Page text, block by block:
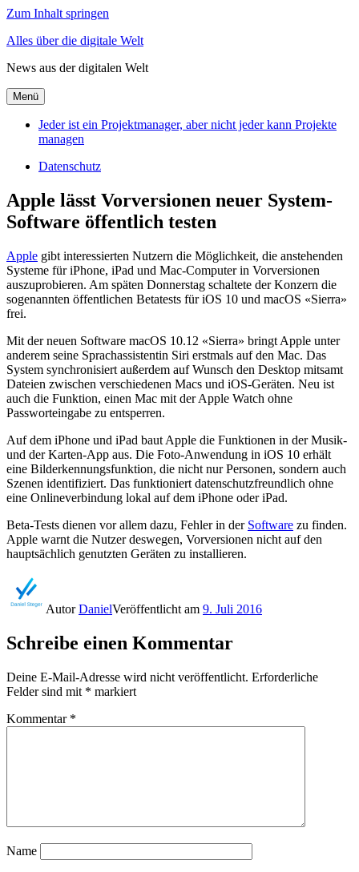
Zum Inhalt springen
Alles über die digitale Welt
News aus der digitalen Welt
Menü
Jeder ist ein Projektmanager, aber nicht jeder kann Projekte
managen
Datenschutz
Apple lässt Vorversionen neuer System-
Software öffentlich testen
Apple gibt interessierten Nutzern die Möglichkeit, die anstehenden
Systeme für iPhone, iPad und Mac-Computer in Vorversionen
auszuprobieren. Am späten Donnerstag schaltete der Konzern die
sogenannten öffentlichen Betatests für iOS 10 und macOS «Sierra»
frei.
Mit der neuen Software macOS 10.12 «Sierra» bringt Apple unter
anderem seine Sprachassistentin Siri erstmals auf den Mac. Das
System synchronisiert außerdem auf Wunsch den Desktop mitsamt
Dateien zwischen verschiedenen Macs und iOS-Geräten. Neu ist
auch die Funktion, einen Mac mit der Apple Watch ohne
Passworteingabe zu entsperren.
Auf dem iPhone und iPad baut Apple die Funktionen in der Musik-
und der Karten-App aus. Die Foto-Anwendung in iOS 10 erhält
eine Bilderkennungsfunktion, die nicht nur Personen, sondern auch
Szenen identifiziert. Das funktioniert datenschutzfreundlich ohne
eine Onlineverbindung lokal auf dem iPhone oder iPad.
Beta-Tests dienen vor allem dazu, Fehler in der Software zu finden.
Apple warnt die Nutzer deswegen, Vorversionen nicht auf den
hauptsächlich genutzten Geräten zu installieren.
AutorDanielVeröffentlicht am 9. Juli 2016
Schreibe einen Kommentar
Deine E-Mail-Adresse wird nicht veröffentlicht. Erforderliche
Felder sind mit * markiert
Kommentar *
Name